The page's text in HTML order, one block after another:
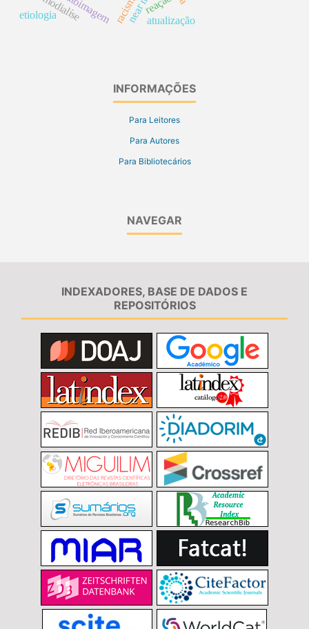
autoimagem racismo atualização
etiologia
INFORMAÇÕES
Para Leitores
Para Autores
Para Bibliotecários
NAVEGAR
INDEXADORES, BASE DE DADOS E
REPOSITÓRIOS